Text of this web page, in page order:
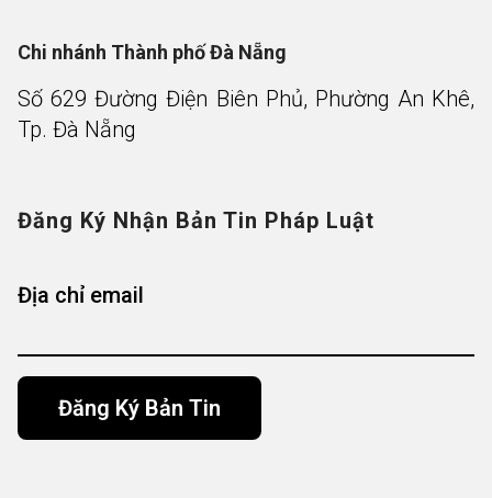
Chi nhánh Thành phố Đà Nẵng
Số 629 Đường Điện Biên Phủ, Phường An Khê,
Tp. Đà Nẵng
Đăng Ký Nhận Bản Tin Pháp Luật
Địa chỉ email